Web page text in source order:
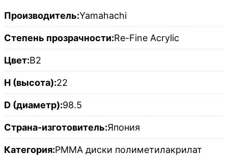
Производитель:Yamahachi
Степень прозрачности:Re-Fine Acrylic
Цвет:B2
H (высота):22
D (диаметр):98.5
Страна-изготовитель:Япония
Категория:PMMA диски полиметилакрилат